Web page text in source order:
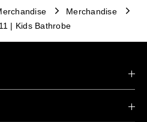
Merchandise
| Kids Bathrobe